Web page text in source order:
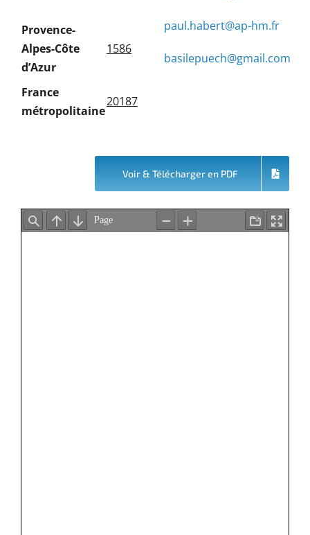
Provence-
Alpes-Côte
d’Azur
1586
paul.habert@ap-hm.fr
basilepuech@gmail.com
France
métropolitaine
20187
Voir & Télécharger en PDF